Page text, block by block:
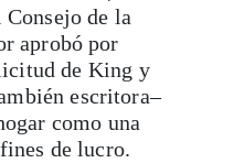
de la
aprobó por
de King y
escritora–
como una
de lucro.